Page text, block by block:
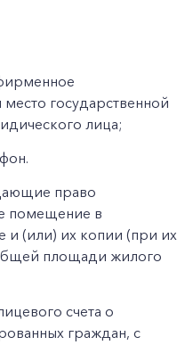
государственной
лица;
право
помещение в
(или) их копии (при их
площади жилого
счета о
граждан, с